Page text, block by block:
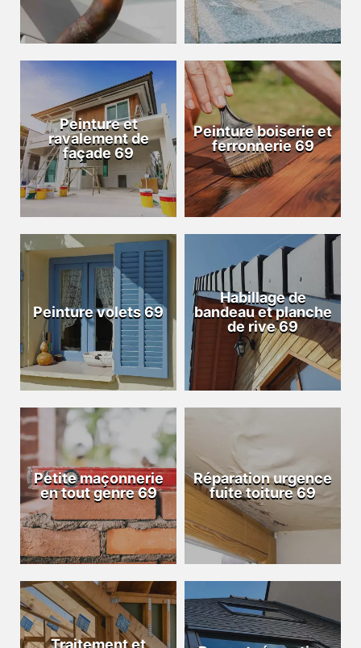
Peinture et
ravalement de
façade 69
Peinture boiserie et
ferronnerie 69
Peinture volets 69
Habillage de
bandeau et planche
de rive 69
Petite maçonnerie
en tout genre 69
Réparation urgence
fuite toiture 69
Traitement et